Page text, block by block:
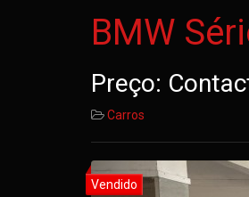
BMW
Preço:
Carros